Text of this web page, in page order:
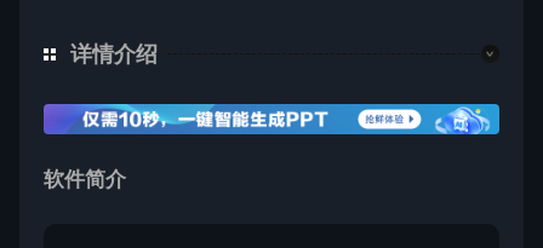
详情介绍
软件简介